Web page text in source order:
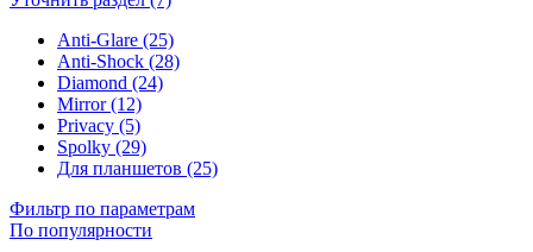
Anti-Glare (25)
Anti-Shock (28)
Diamond (24)
Mirror (12)
Privacy (5)
Spolky (29)
Для планшетов (25)
Фильтр по параметрам
По популярности